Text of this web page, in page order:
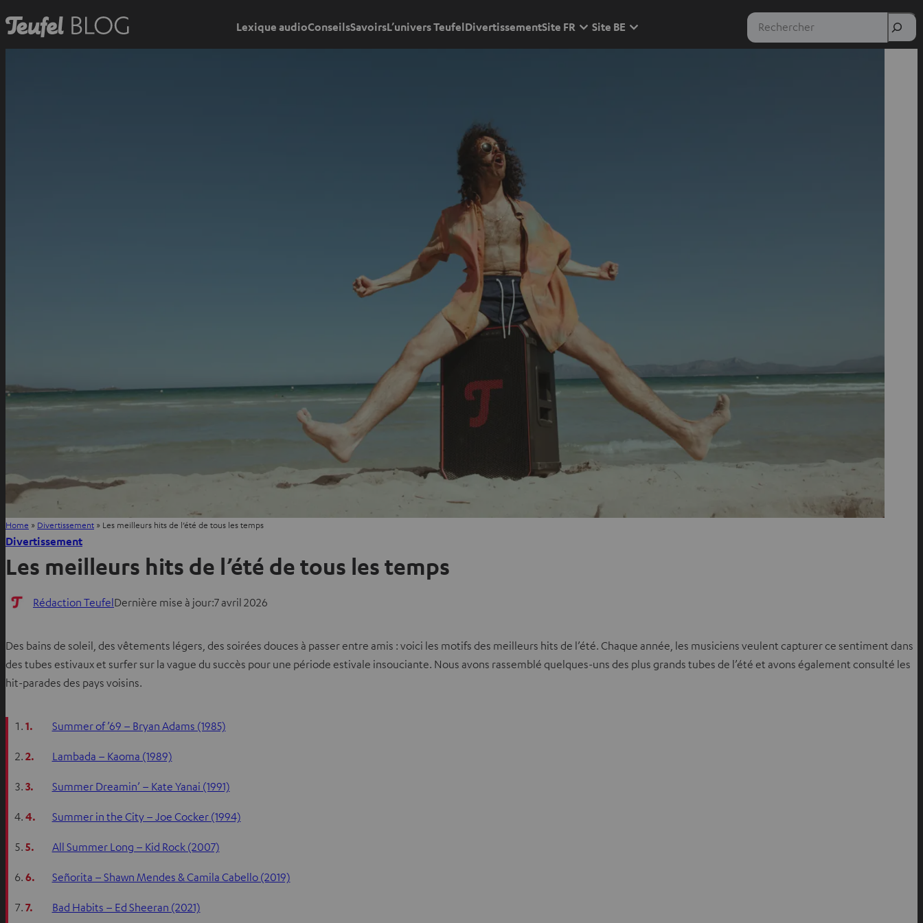
Lexique audioConseilsSavoirsL’univers TeufelDivertissementSite FR Site BE Rechercher
Home » Divertissement » Les meilleurs hits de l’été de tous les temps
Divertissement
Les meilleurs hits de l’été de tous les temps
Rédaction TeufelDernière mise à jour:7 avril 2026
Des bains de soleil, des vêtements légers, des soirées douces à passer entre amis : voici les motifs des meilleurs hits de l’été. Chaque année, les musiciens veulent capturer ce sentiment dans
des tubes estivaux et surfer sur la vague du succès pour une période estivale insouciante. Nous avons rassemblé quelques-uns des plus grands tubes de l’été et avons également consulté les
hit-parades des pays voisins.
1. Summer of ’69 – Bryan Adams (1985)
2. Lambada – Kaoma (1989)
3. Summer Dreamin’ – Kate Yanai (1991)
4. Summer in the City – Joe Cocker (1994)
5. All Summer Long – Kid Rock (2007)
6. Señorita – Shawn Mendes & Camila Cabello (2019)
7. Bad Habits – Ed Sheeran (2021)